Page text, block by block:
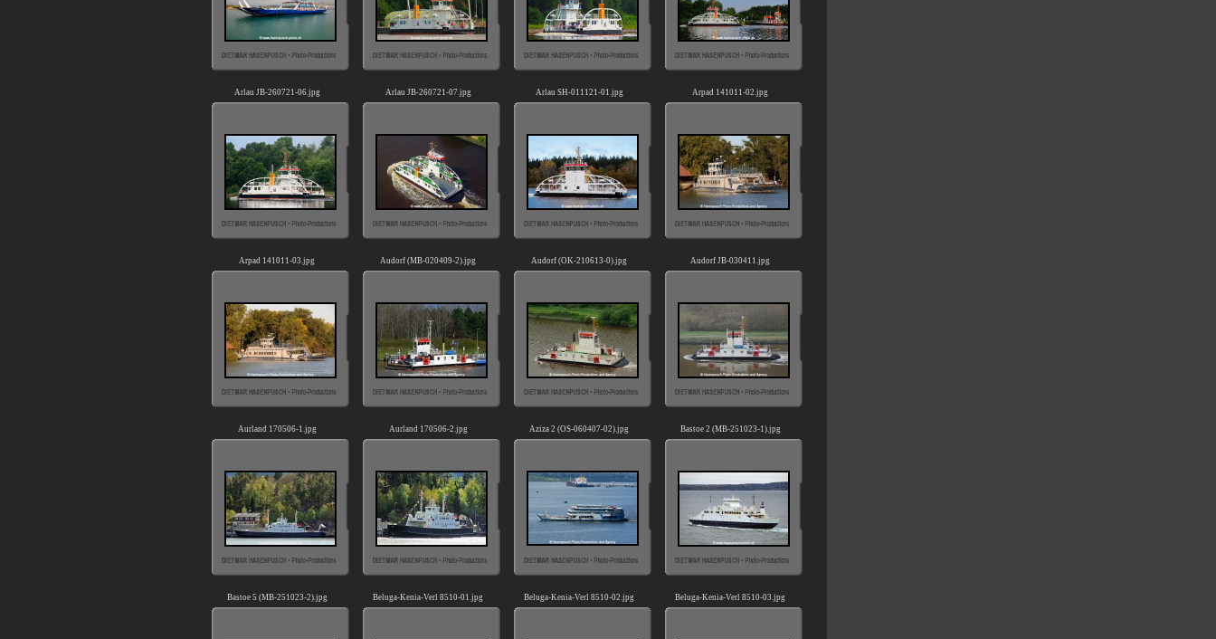
Arlau JB-260721-06.jpg Arlau JB-260721-07.jpg Arlau SH-011121-01.jpg Arpad 141011-02.jpg
Arpad 141011-03.jpg Audorf (MB-020409-2).jpg Audorf (OK-210613-0).jpg Audorf JB-030411.jpg
Aurland 170506-1.jpg Aurland 170506-2.jpg Aziza 2 (OS-060407-02).jpg Bastoe 2 (MB-251023-1).jpg
Bastoe 5 (MB-251023-2).jpg Beluga-Kenia-Verl 8510-01.jpg Beluga-Kenia-Verl 8510-02.jpg Beluga-Kenia-Verl 8510-03.jpg